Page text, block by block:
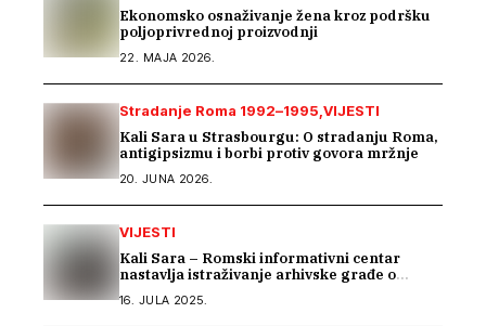
Ekonomsko osnaživanje žena kroz podršku
poljoprivrednoj proizvodnji
22. MAJA 2026.
Stradanje Roma 1992–1995 VIJESTI
Kali Sara u Strasbourgu: O stradanju Roma,
antigipsizmu i borbi protiv govora mržnje
20. JUNA 2026.
VIJESTI
Kali Sara – Romski informativni centar
nastavlja istraživanje arhivske građe o
Srpske
16. JULA 2025.